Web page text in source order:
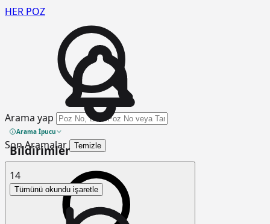
HER POZ
Arama yap
Arama İpucu
Son Aramalar Temizle
Bildirimler
14
Tümünü okundu işaretle